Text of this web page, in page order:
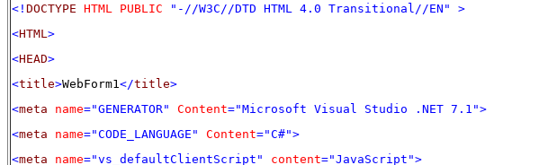
<! DOCTYPE HTML PUBLIC "-//W3C//DTD HTML 4.0 Transitional//EN"
>
<HTML >
<HEAD>
<title>WebForm1 </title>
<meta name="GENERATOR" Content="Microsoft Visual Studio .NET 7.1">
<meta name="CODE_LANGUAGE" Content="C#">
<meta name="vs_defaultClientScript" content="JavaScript">